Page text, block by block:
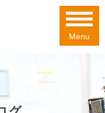
Menu